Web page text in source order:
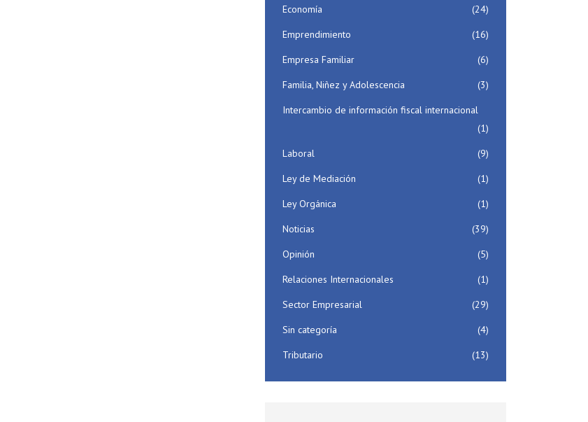
Economía
(24)
Emprendimiento
(16)
Empresa Familiar
(6)
Familia, Niñez y Adolescencia
(3)
Intercambio de información fiscal internacional
(1)
Laboral
(9)
Ley de Mediación
(1)
Ley Orgánica
(1)
Noticias
(39)
Opinión
(5)
Relaciones Internacionales
(1)
Sector Empresarial
(29)
Sin categoría
(4)
Tributario
(13)